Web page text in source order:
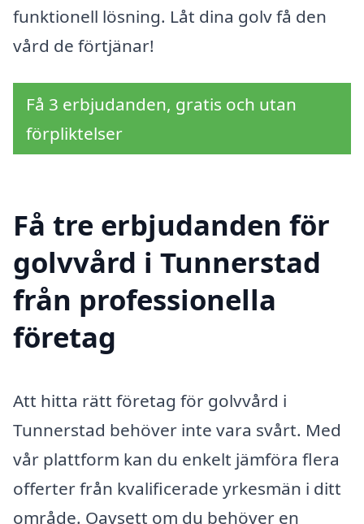
funktionell lösning. Låt dina golv få den
vård de förtjänar!
Få 3 erbjudanden, gratis och utan
förpliktelser
Få tre erbjudanden för
golvvård i Tunnerstad
från professionella
företag
Att hitta rätt företag för golvvård i
Tunnerstad behöver inte vara svårt. Med
vår plattform kan du enkelt jämföra flera
offerter från kvalificerade yrkesmän i ditt
område. Oavsett om du behöver en